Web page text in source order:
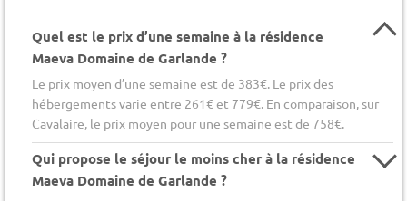
Quel est le prix d’une semaine à la résidence
Maeva Domaine de Garlande ?
Le prix moyen d’une semaine est de 383€. Le prix des
hébergements varie entre 261€ et 779€. En comparaison, sur
Cavalaire, le prix moyen pour une semaine est de 758€.
Qui propose le séjour le moins cher à la résidence
Maeva Domaine de Garlande ?